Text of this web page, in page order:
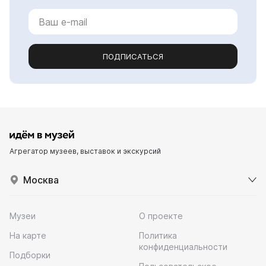
ПОДПИСАТЬСЯ
Агрегатор музеев, выставок и экскурсий
Москва
Музеи
На карте
Подборки
О проекте
Политика
конфиденциальности